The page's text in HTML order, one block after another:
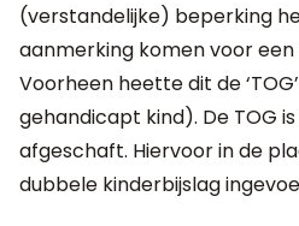
(verstandelijke) beperking
aanmerking komen voor
Voorheen heette dit de
gehandicapt kind). De TOG is
afgeschaft. Hiervoor in de
dubbele kinderbijslag